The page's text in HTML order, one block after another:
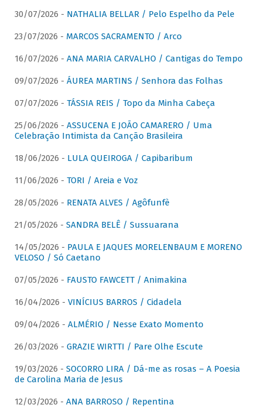
30/07/2026 - NATHALIA BELLAR / Pelo Espelho da Pele
23/07/2026 - MARCOS SACRAMENTO / Arco
16/07/2026 - ANA MARIA CARVALHO / Cantigas do Tempo
09/07/2026 - ÁUREA MARTINS / Senhora das Folhas
07/07/2026 - TÁSSIA REIS / Topo da Minha Cabeça
25/06/2026 - ASSUCENA E JOÃO CAMARERO / Uma
Celebração Intimista da Canção Brasileira
18/06/2026 - LULA QUEIROGA / Capibaribum
11/06/2026 - TORI / Areia e Voz
28/05/2026 - RENATA ALVES / Agôfunfè
21/05/2026 - SANDRA BELÊ / Sussuarana
14/05/2026 - PAULA E JAQUES MORELENBAUM E MORENO
VELOSO / Só Caetano
07/05/2026 - FAUSTO FAWCETT / Animakina
16/04/2026 - VINÍCIUS BARROS / Cidadela
09/04/2026 - ALMÉRIO / Nesse Exato Momento
26/03/2026 - GRAZIE WIRTTI / Pare Olhe Escute
19/03/2026 - SOCORRO LIRA / Dá-me as rosas – A Poesia
de Carolina Maria de Jesus
12/03/2026 - ANA BARROSO / Repentina